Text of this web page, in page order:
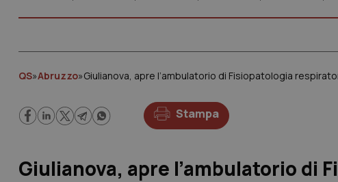
QS»Abruzzo»Giulianova, apre l’ambulatorio di Fisiopatologia
Stampa
Giulianova, apre l’ambulatorio di